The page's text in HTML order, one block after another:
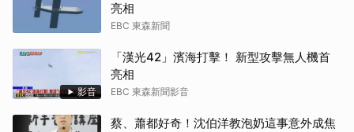
亮相
EBC 東森新聞
影音
「漢光42」濱海打擊！ 新型攻擊無人機首
亮相
EBC 東森新聞影音
蔡、蕭都好奇！沈伯洋教泡奶這事意外成焦